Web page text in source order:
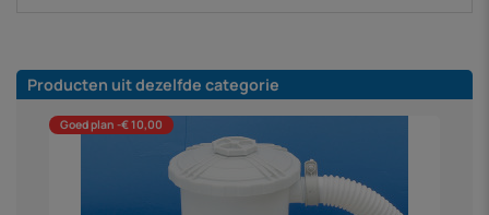
Producten uit dezelfde categorie
Goed plan -€ 10,00